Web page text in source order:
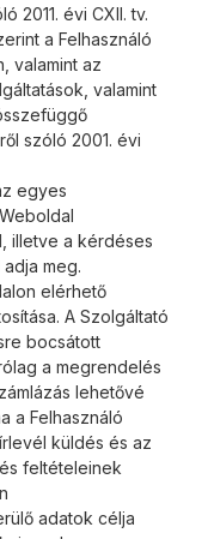
2011. évi CXII. tv.
a Felhasználó
valamint az
valamint
szóló 2001. évi
egyes
illetve a kérdéses
meg.
elérhető
A Szolgáltató
bocsátott
a megrendelés
lehetővé
a Felhasználó
küldés és az
feltételeinek
adatok célja